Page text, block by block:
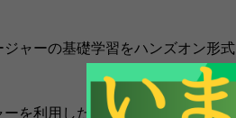
ャーの基礎学習をハンズオン形式
を利用したことがない方や、少